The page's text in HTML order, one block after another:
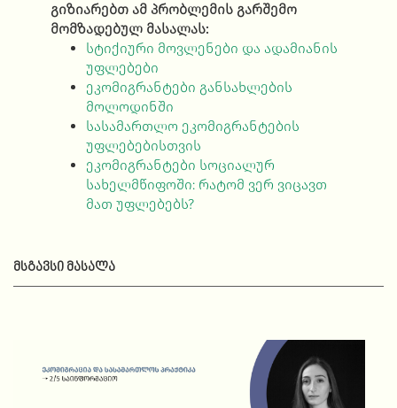
გიზიარებთ ამ პრობლემის გარშემო
მომზადებულ მასალას:
სტიქიური მოვლენები და ადამიანის
უფლებები
ეკომიგრანტები განსახლების
მოლოდინში
სასამართლო ეკომიგრანტების
უფლებებისთვის
ეკომიგრანტები სოციალურ
სახელმწიფოში: რატომ ვერ ვიცავთ
მათ უფლებებს?
ᲛᲡᲒᲐᲕᲡᲘ ᲛᲐᲡᲐᲚᲐ